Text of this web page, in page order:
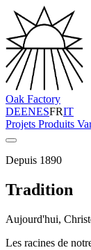
Oak Factory
DEENESFRIT
Projets Produits
Depuis 1890
Tradition
Aujourd'hui,
Les racines de